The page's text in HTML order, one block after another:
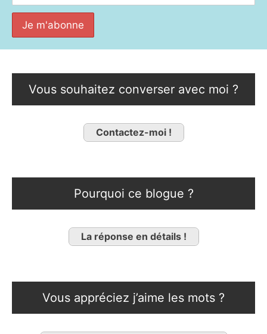
Vous souhaitez converser avec moi ?
Contactez-moi !
Pourquoi ce blogue ?
La réponse en détails !
Vous appréciez j’aime les mots ?